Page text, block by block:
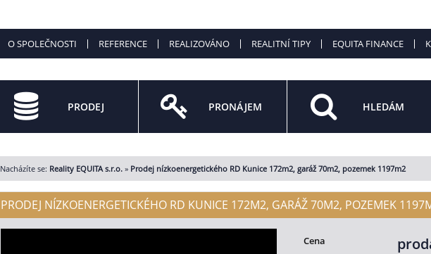
O SPOLEČNOSTI REFERENCE REALIZOVÁNO REALITNÍ TIPY EQUITA FINANCE
PRODEJ PRONÁJEM HLEDÁM
Nacházíte se: Reality EQUITA s.r.o. » Prodej nízkoenergetického RD Kunice 172m2, garáž 70m2, pozemek 1197m2
PRODEJ NÍZKOENERGETICKÉHO RD KUNICE 172M2, GARÁŽ 70M2, POZEMEK
Cena